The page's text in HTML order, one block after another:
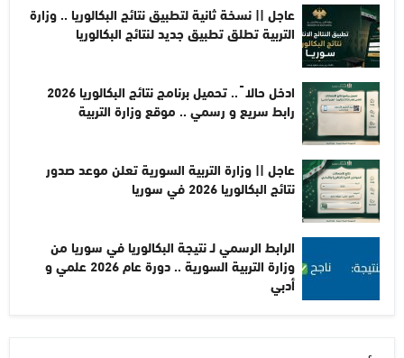
عاجل || نسخة ثانية لتطبيق نتائج البكالوريا .. وزارة
التربية تطلق تطبيق جديد لنتائج البكالوريا
ادخل حالا ً .. تحميل برنامج نتائج البكالوريا 2026
رابط سريع و رسمي .. موقع وزارة التربية
عاجل || وزارة التربية السورية تعلن موعد صدور
نتائج البكالوريا 2026 في سوريا
الرابط الرسمي لـ نتيجة البكالوريا في سوريا من
وزارة التربية السورية .. دورة عام 2026 علمي و
أدبي